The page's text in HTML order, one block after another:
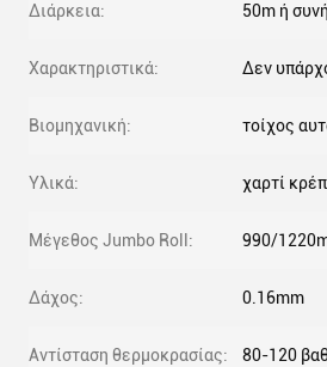
Διάρκεια: 50m ή
Χαρακτηριστικά: Δεν
Βιομηχανική: τοίχος
Υλικά: χαρτί κρέπ
Μέγεθος Jumbo Roll: 990/
Δάχος: 0.16mm
Αντίσταση θερμοκρασίας: 80-120